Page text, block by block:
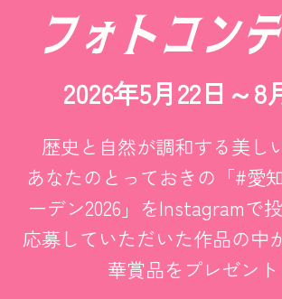
2026年5月22日～8
歴史と自然が調和する美し
あなたのとっておきの「#愛
ーデン2026」をInstagramで
応募していただいた作品の中
華賞品をプレゼント